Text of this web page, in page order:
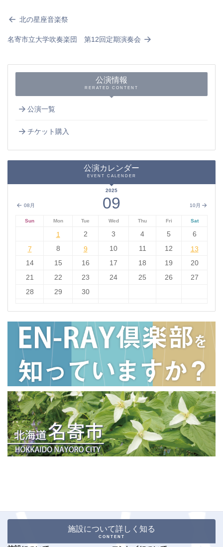
北の星座音楽祭
名寄市立大学吹奏楽団 第12回定期演奏会
公演情報
RERATED CONTENT
公演一覧
チケット購入
公演カレンダー
EVENT CALENDER
08月 10月
2025
09
Sun Mon Tue Wed Thu Fri Sat
11 2 3 4 5
6
7
7 8 9
9 10 11 12 13
13
14
15 16 17 18 19
20
21
22 23 24 25 26
27
28
29 30
施設について詳しく知る
CONTENT